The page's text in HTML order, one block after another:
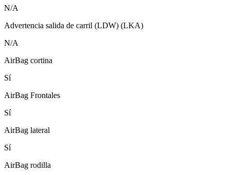
N/A
Advertencia salida de carril (LDW) (LKA)
N/A
AirBag cortina
Sí
AirBag Frontales
Sí
AirBag lateral
Sí
AirBag rodilla